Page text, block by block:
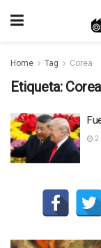
Home Tag Corea
Etiqueta: Corea
2